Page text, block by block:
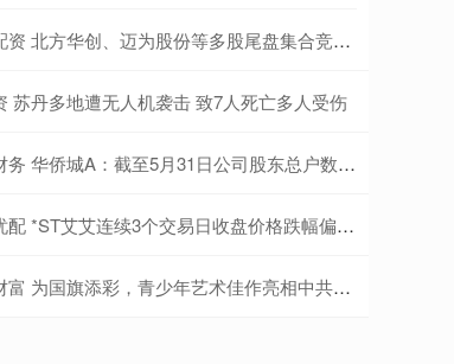
北方华创、迈为股份等多股尾盘集合竞价跳水
苏丹多地遭无人机袭击 致7人死亡多人受伤
华侨城A：截至5月31日公司股东总户数为106815户
*ST艾艾连续3个交易日收盘价格跌幅偏离值累计达12%
为国旗添彩，青少年艺术佳作亮相中共四大纪念馆